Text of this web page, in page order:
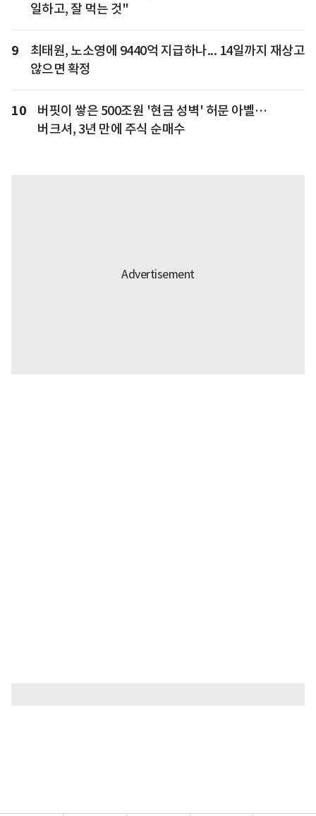
일하고, 잘 먹는 것"
9
최태원, 노소영에 9440억 지급하나... 14일까지 재상고
않으면 확정
10
버핏이 쌓은 500조원 '현금 성벽' 허문 아벨…
버크셔, 3년 만에 주식 순매수